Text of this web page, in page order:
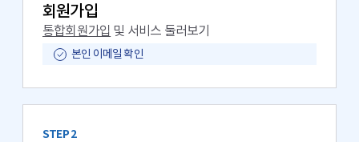
회원가입
통합회원가입 및 서비스 둘러보기
본인 이메일 확인
STEP 2